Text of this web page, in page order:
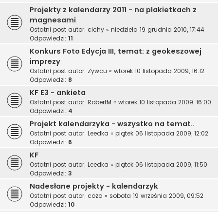
Projekty z kalendarzy 2011 - na plakietkach z
magnesami
Ostatni post autor: cichy « niedziela 19 grudnia 2010, 17:44
Odpowiedzi: 11
Konkurs Foto Edycja III, temat: z geokeszowej
imprezy
Ostatni post autor: Żywcu « wtorek 10 listopada 2009, 16:12
Odpowiedzi: 8
KF E3 - ankieta
Ostatni post autor: RobertM « wtorek 10 listopada 2009, 16:00
Odpowiedzi: 4
Projekt kalendarzyka - wszystko na temat..
Ostatni post autor: Leedka « piątek 06 listopada 2009, 12:02
Odpowiedzi: 6
KF
Ostatni post autor: Leedka « piątek 06 listopada 2009, 11:50
Odpowiedzi: 3
Nadesłane projekty - kalendarzyk
Ostatni post autor: coza « sobota 19 września 2009, 09:52
Odpowiedzi: 10